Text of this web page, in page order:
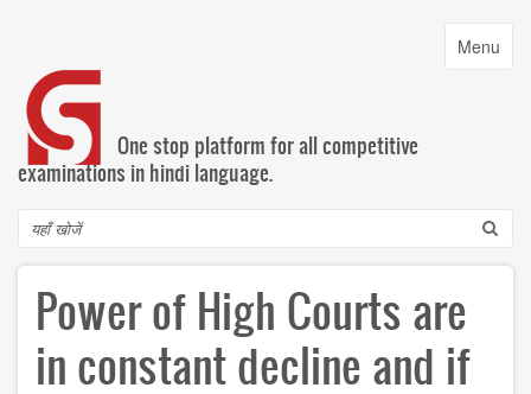
content
Toggle
Menu
One stop platform for all competitive
examinations in hindi language.
Search
Power of High Courts are
in constant decline and if